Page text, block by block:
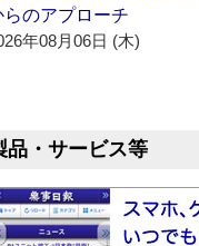
らのアプローチ
年08月06日 (木)
品・サービス等